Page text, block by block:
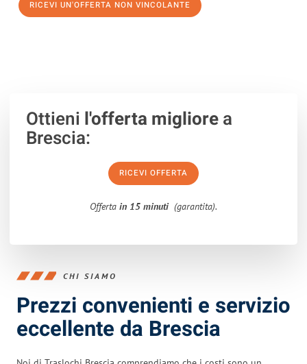
RICEVI UN'OFFERTA NON VINCOLANTE
Ottieni l'offerta migliorea
Brescia:
RICEVI OFFERTA
Offerta in 15 minuti (garantita).
CHI SIAMO
Prezzi convenienti e servizio
eccellente da Brescia